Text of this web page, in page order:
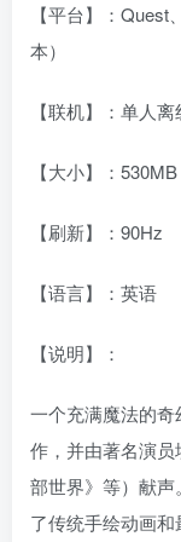
【平台】：
本）
【联机】：单人离
【大小】：530MB
【刷新】：90Hz
【语言】：英语
【说明】：
一个充满魔法的
作，并由著名演员
部世界》等）献
了传统手绘动画和